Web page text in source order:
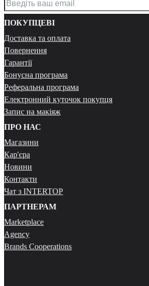
ПОКУПЦЕВІ
Доставка та оплата
Повернення
Гарантії
Бонусна програма
Реферальна програма
Електронний куточок покупця
Запис на макіяж
ПРО НАС
Магазини
Кар'єра
Новини
Контакти
Чат з INTERTOP
ПАРТНЕРАМ
Marketplace
Agency
Brands Cooperations